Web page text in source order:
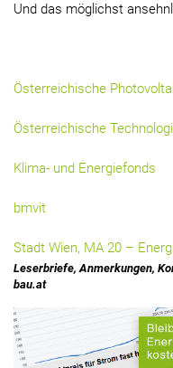
Und das möglichst
Österreichische
Österreichische
Klima- und Energiefonds
bmvit
Stadt Wien, MA 20 –
Leserbriefe, Anmerkungen,
bau.at